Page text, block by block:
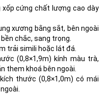
cứng chất lượng cao dày
xương bằng sắt, bên ngoài
chắc, sang trọng.
trải simili hoặc lát đá.
(0,8×1,9m) kính màu trà,
them khoá bên ngoài.
thước (0,8×1,0m) có mái